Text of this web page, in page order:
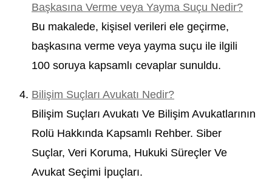
Başkasına Verme veya Yayma Suçu Nedir?
Bu makalede, kişisel verileri ele geçirme,
başkasına verme veya yayma suçu ile ilgili
100 soruya kapsamlı cevaplar sunuldu.
Bilişim Suçları Avukatı Nedir?
Bilişim Suçları Avukatı Ve Bilişim Avukatlarının
Rolü Hakkında Kapsamlı Rehber. Siber
Suçlar, Veri Koruma, Hukuki Süreçler Ve
Avukat Seçimi İpuçları.